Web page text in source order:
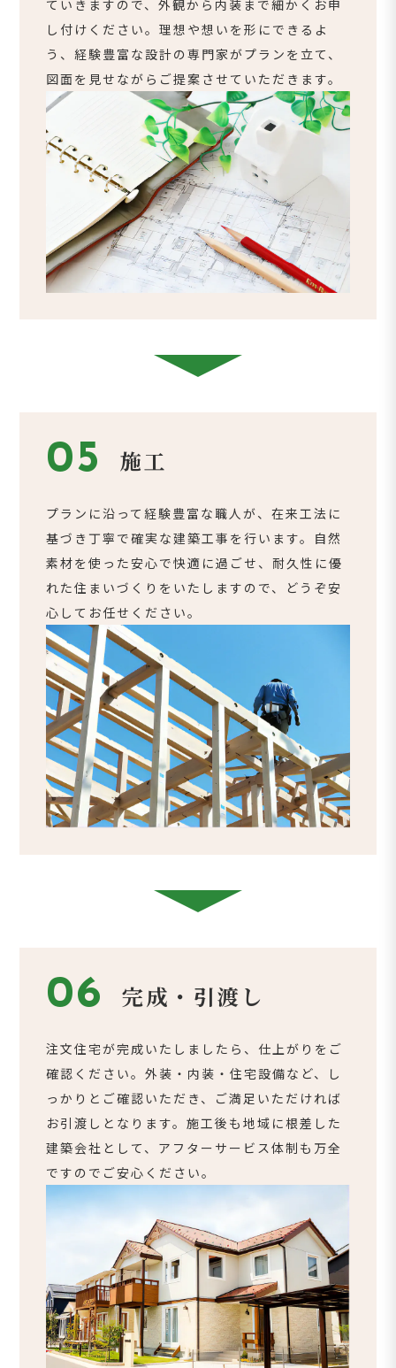
ていきますので、外観から内装まで細かくお申
し付けください。理想や想いを形にできるよ
う、経験豊富な設計の専門家がプランを立て、
図面を見せながらご提案させていただきます。
05 施工
プランに沿って経験豊富な職人が、在来工法に
基づき丁寧で確実な建築工事を行います。自然
素材を使った安心で快適に過ごせ、耐久性に優
れた住まいづくりをいたしますので、どうぞ安
心してお任せください。
06 完成・引渡し
注文住宅が完成いたしましたら、仕上がりをご
確認ください。外装・内装・住宅設備など、し
っかりとご確認いただき、ご満足いただければ
お引渡しとなります。施工後も地域に根差した
建築会社として、アフターサービス体制も万全
ですのでご安心ください。